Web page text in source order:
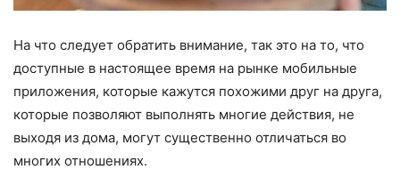
На что следует обратить внимание, так это на то, что
доступные в настоящее время на рынке мобильные
приложения, которые кажутся похожими друг на друга,
которые позволяют выполнять многие действия, не
выходя из дома, могут существенно отличаться во
многих отношениях.